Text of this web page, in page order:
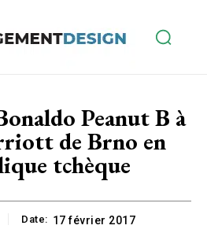
Peanut B à
de Brno en
tchèque
Date: 17 février 2017